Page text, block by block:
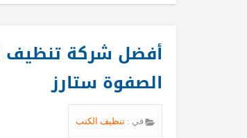
أفضل شركة تنظيف
الصفوة ستارز
في : تنظيف الكنب